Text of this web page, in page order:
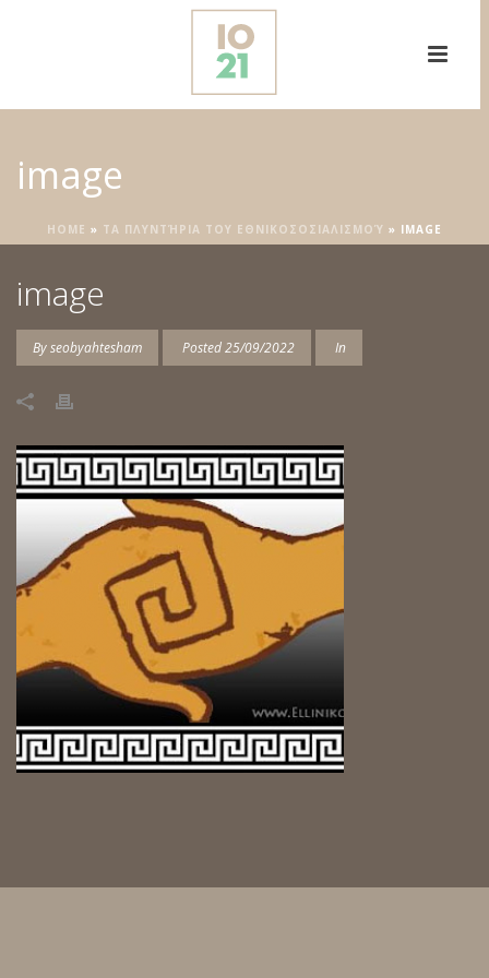
image
HOME » ΤΑ ΠΛΥΝΤΉΡΙΑ ΤΟΥ ΕΘΝΙΚΟΣΟΣΙΑΛΙΣΜΟΎ » IMAGE
image
Byseobyahtesham Posted25/09/2022 In